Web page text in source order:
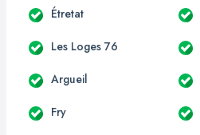
Étretat
Les Loges 76
Argueil
Fry